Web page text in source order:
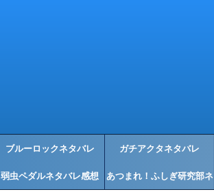
ブルーロックネタバレ ガチアクタネタバレ
弱虫ペダルネタバレ感想 あつまれ！ふしぎ研究部ネ